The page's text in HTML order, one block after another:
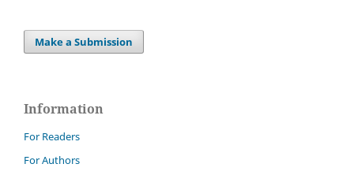
Make a Submission
Information
For Readers
For Authors